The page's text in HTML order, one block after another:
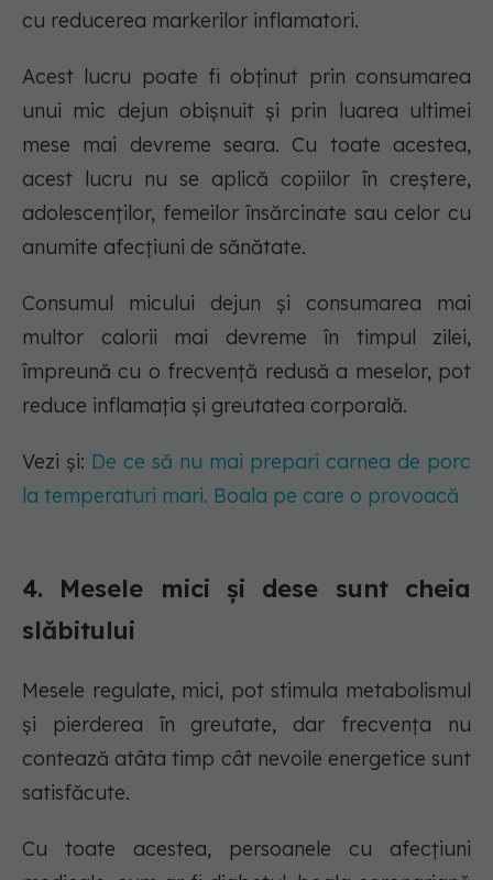
cu reducerea markerilor inflamatori.
Acest lucru poate fi obținut prin consumarea
unui mic dejun obișnuit și prin luarea ultimei
mese mai devreme seara. Cu toate acestea,
acest lucru nu se aplică copiilor în creștere,
adolescenților, femeilor însărcinate sau celor cu
anumite afecțiuni de sănătate.
Consumul micului dejun și consumarea mai
multor calorii mai devreme în timpul zilei,
împreună cu o frecvență redusă a meselor, pot
reduce inflamația și greutatea corporală.
Vezi și: De ce să nu mai prepari carnea de porc
la temperaturi mari. Boala pe care o provoacă
4. Mesele mici și dese sunt cheia
slăbitului
Mesele regulate, mici, pot stimula metabolismul
și pierderea în greutate, dar frecvența nu
contează atâta timp cât nevoile energetice sunt
satisfăcute.
Cu toate acestea, persoanele cu afecțiuni